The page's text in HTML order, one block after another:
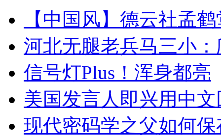
【中国风】德云社孟
河北无腿老兵马三小
信号灯Plus！浑身都亮
美国发言人即兴用中
现代密码学之父如何